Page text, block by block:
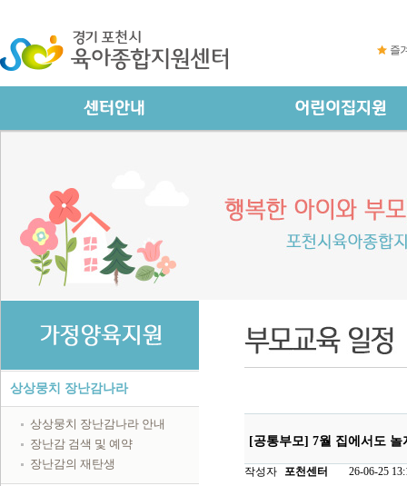
즐
상상뭉치 장난감나라
상상뭉치 장난감나라 안내
장난감 검색 및 예약
장난감의 재탄생
[공통부모] 7월 집에서도
작성자 포천센터
26-06-25